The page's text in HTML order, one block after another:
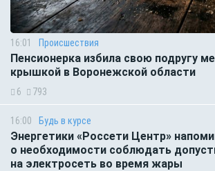
16:01 Происшествия
Пенсионерка избила свою подругу
крышкой в Воронежской области
6 793
16:00 Будь в курсе
Энергетики «Россети Центр»
о необходимости соблюдать
на электросеть во время жары